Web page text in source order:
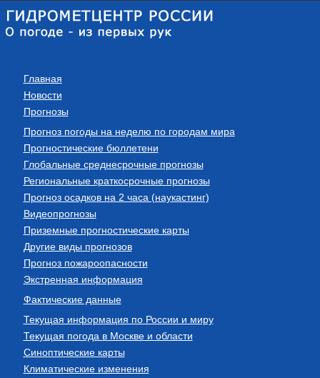
Главная
Новости
Прогнозы
Прогноз погоды на неделю по городам мира
Прогностические бюллетени
Глобальные среднесрочные прогнозы
Региональные краткосрочные прогнозы
Прогноз осадков на 2 часа (наукастинг)
Видеопрогнозы
Приземные прогностические карты
Другие виды прогнозов
Прогноз пожароопасности
Экстренная информация
Фактические данные
Текущая информация по России и миру
Текущая погода в Москве и области
Синоптические карты
Климатические изменения